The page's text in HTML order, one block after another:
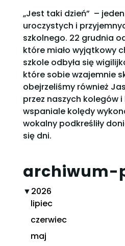
„Jest taki dzień” –
uroczystych i
szkolnego. 22 grudnia
które miało wyjątkowy
szkole odbyła się
które sobie wzajemnie
obejrzeliśmy również
przez naszych kolegów
wspaniale kolędy
wokalny podkreśliły
się dni.
archiwum-
▼2026
lipiec
czerwiec
maj